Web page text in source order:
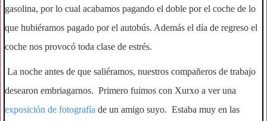
gasolina, por lo cual acabamos pagando el doble por el coche de lo
que hubiéramos pagado por el autobús. Además el día de regreso el
coche nos provocó toda clase de estrés.
La noche antes de que saliéramos, nuestros compañeros de trabajo
desearon embriagarnos. Primero fuimos con Xurxo a ver una
exposición de fotografía de un amigo suyo. Estaba muy en las